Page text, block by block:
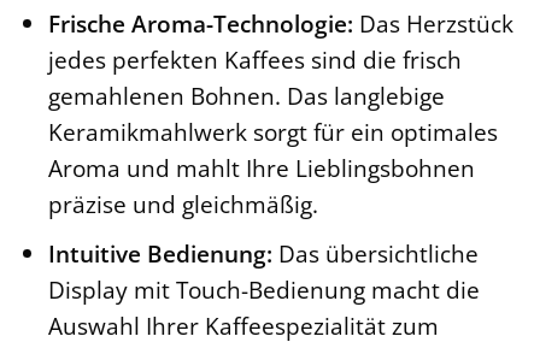
Frische Aroma-Technologie: Das Herzstück
jedes perfekten Kaffees sind die frisch
gemahlenen Bohnen. Das langlebige
Keramikmahlwerk sorgt für ein optimales
Aroma und mahlt Ihre Lieblingsbohnen
präzise und gleichmäßig.
Intuitive Bedienung: Das übersichtliche
Display mit Touch-Bedienung macht die
Auswahl Ihrer Kaffeespezialität zum